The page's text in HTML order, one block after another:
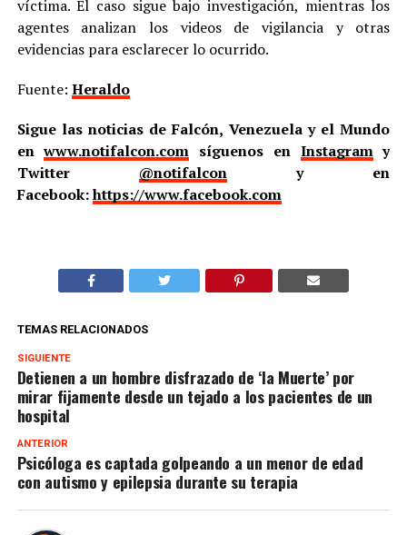
víctima. El caso sigue bajo investigación, mientras los
agentes analizan los videos de vigilancia y otras
evidencias para esclarecer lo ocurrido.
Fuente: Heraldo
Sigue las noticias de Falcón, Venezuela y el Mundo
enwww.notifalcon.com síguenos en Instagramy
Twitter @notifalcony en
Facebook:https://www.facebook.com
TEMAS RELACIONADOS
SIGUIENTE
Detienen a un hombre disfrazado de ‘la Muerte’ por
mirar fijamente desde un tejado a los pacientes de un
hospital
ANTERIOR
Psicóloga es captada golpeando a un menor de edad
con autismo y epilepsia durante su terapia